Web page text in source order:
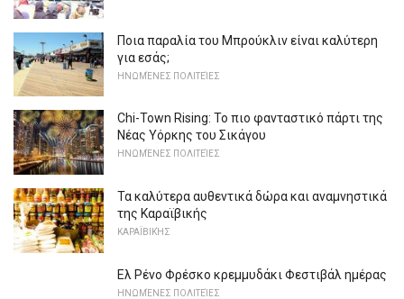
Ποια παραλία του Μπρούκλιν είναι καλύτερη
για εσάς;
ΗΝΩΜΈΝΕΣ ΠΟΛΙΤΕΊΕΣ
Chi-Town Rising: Το πιο φανταστικό πάρτι της
Νέας Υόρκης του Σικάγου
ΗΝΩΜΈΝΕΣ ΠΟΛΙΤΕΊΕΣ
Τα καλύτερα αυθεντικά δώρα και αναμνηστικά
της Καραϊβικής
ΚΑΡΑΪΒΙΚΉΣ
Ελ Ρένο Φρέσκο ​​κρεμμυδάκι Φεστιβάλ ημέρας
ΗΝΩΜΈΝΕΣ ΠΟΛΙΤΕΊΕΣ